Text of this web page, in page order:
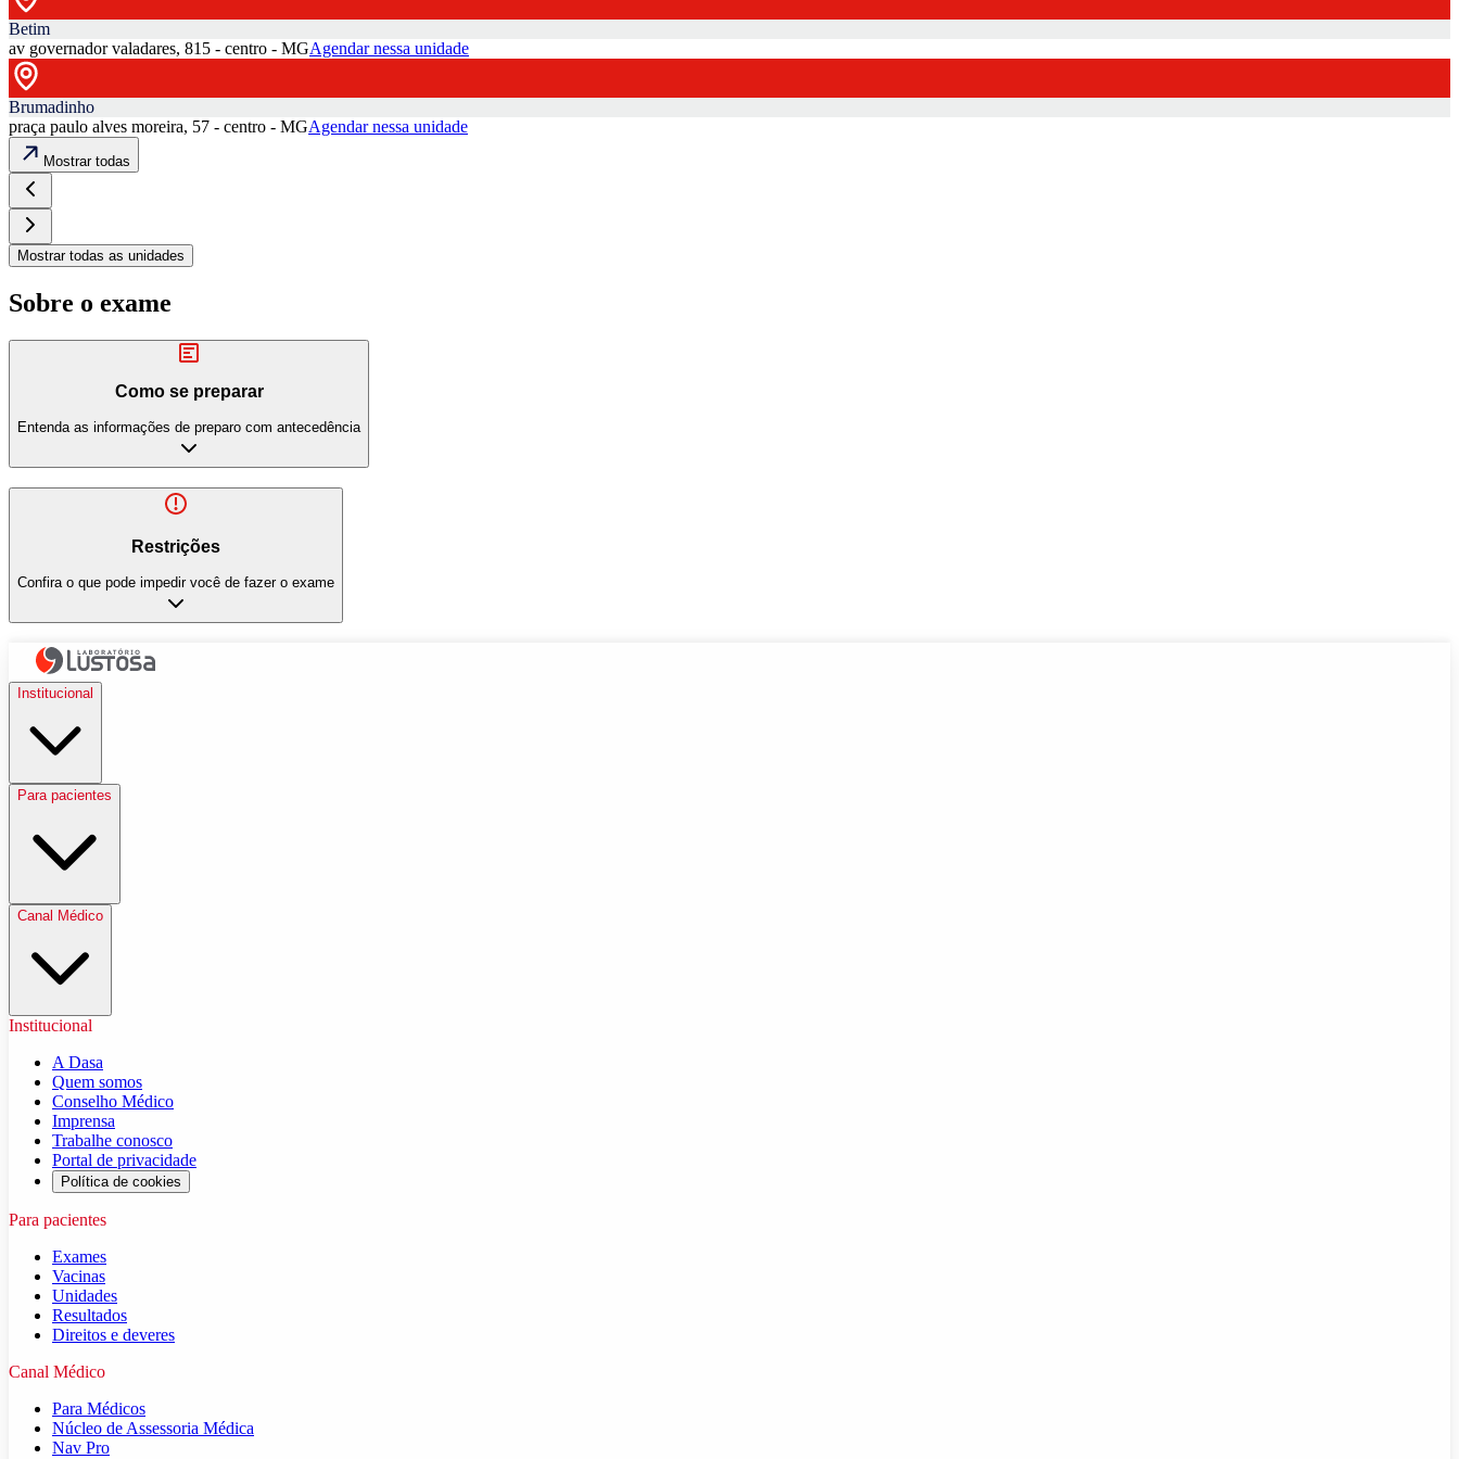
Betim
av governador valadares, 815 - centro - MGAgendar nessa unidade
Brumadinho
praça paulo alves moreira, 57 - centro - MGAgendar nessa unidade
Mostrar todas
Mostrar todas as unidades
Sobre o exame
Como se preparar
Entenda as informações de preparo com antecedência
Restrições
Confira o que pode impedir você de fazer o exame
Institucional
Para pacientes
Canal Médico
Institucional
A Dasa
Quem somos
Conselho Médico
Imprensa
Trabalhe conosco
Portal de privacidade
Política de cookies
Para pacientes
Exames
Vacinas
Unidades
Resultados
Direitos e deveres
Canal Médico
Para Médicos
Núcleo de Assessoria Médica
Nav Pro